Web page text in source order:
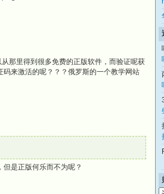
那里得到很多免费的正版软件，而验证呢获
来激活的呢？？？俄罗斯的一个教学网站
是正版何乐而不为呢？